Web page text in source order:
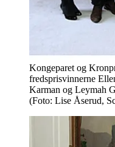
Kongeparet og
fredsprisvinnerne
Karman og Leymah
(Foto: Lise Åserud,